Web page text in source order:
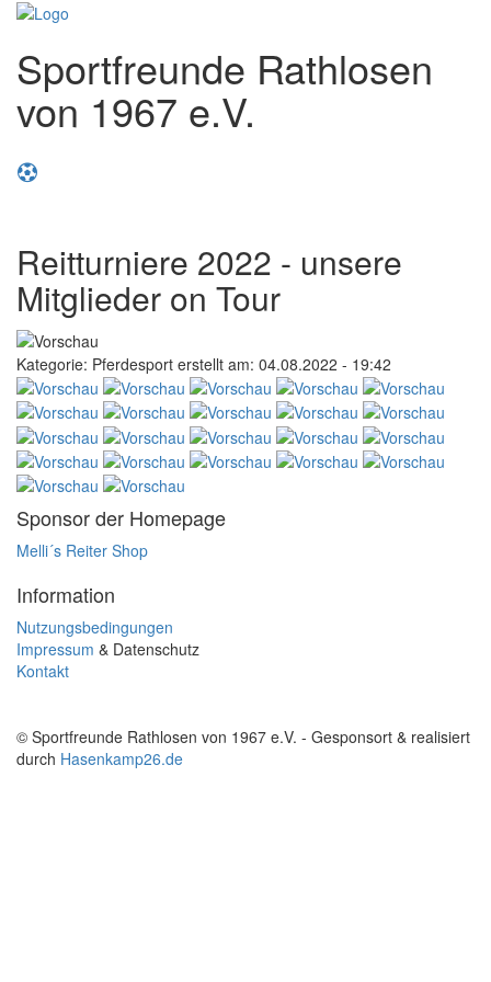
Sportfreunde Rathlosen
von 1967 e.V.
Reitturniere 2022 - unsere
Mitglieder on Tour
Kategorie: Pferdesport erstellt am: 04.08.2022 - 19:42
Sponsor der Homepage
Melli´s Reiter Shop
Information
Nutzungsbedingungen
Impressum & Datenschutz
Kontakt
© Sportfreunde Rathlosen von 1967 e.V. - Gesponsort & realisiert
durch Hasenkamp26.de